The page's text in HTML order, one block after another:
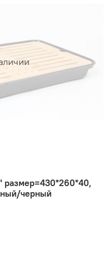
размер=430*260*40,
черный